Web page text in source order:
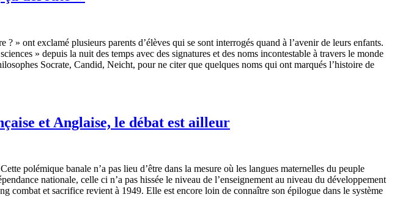
» ont exclamé plusieurs parents d’élèves qui se sont interrogés quand à l’avenir de leurs enfants.
» depuis la nuit des temps avec des signatures et des noms incontestable à travers le monde
Socrate, Candid, Neicht, pour ne citer que quelques noms qui ont marqués l’histoire de
et Anglaise, le débat est ailleur
polémique banale n’a pas lieu d’être dans la mesure où les langues maternelles du peuple
nationale, celle ci n’a pas hissée le niveau de l’enseignement au niveau du développement
et sacrifice revient à 1949. Elle est encore loin de connaître son épilogue dans le système